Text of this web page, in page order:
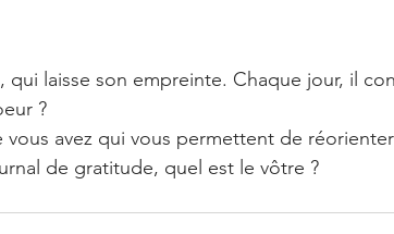
laisse son empreinte. Chaque jour, il
?
avez qui vous permettent de
de gratitude, quel est le vôtre ?